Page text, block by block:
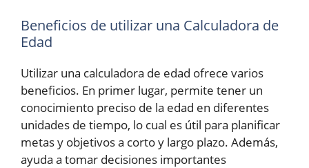
Beneficios de utilizar una Calculadora de
Edad
Utilizar una calculadora de edad ofrece varios
beneficios. En primer lugar, permite tener un
conocimiento preciso de la edad en diferentes
unidades de tiempo, lo cual es útil para planificar
metas y objetivos a corto y largo plazo. Además,
ayuda a tomar decisiones importantes